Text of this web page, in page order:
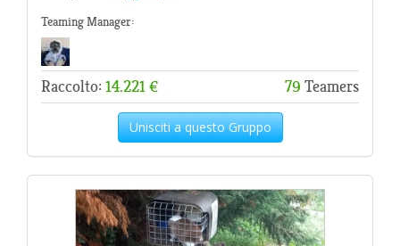
Teaming Manager:
Raccolto: 14.221 € 79 Teamers
Unisciti a questo Gruppo